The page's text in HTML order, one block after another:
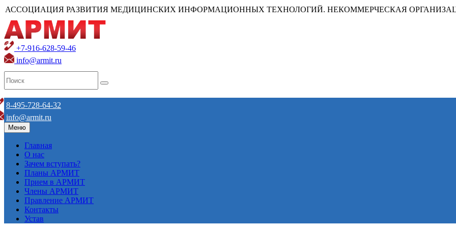
АССОЦИАЦИЯ РАЗВИТИЯ МЕДИЦИНСКИХ ИНФОРМАЦИОННЫХ ТЕХНОЛОГИЙ. НЕКОММЕРЧЕСКАЯ
+7-916-628-59-46
info@armit.ru
8-495-728-64-32
info@armit.ru
Меню
Главная
О нас
Зачем вступать?
Планы АРМИТ
Прием в АРМИТ
Члены АРМИТ
Правление АРМИТ
Контакты
Устав